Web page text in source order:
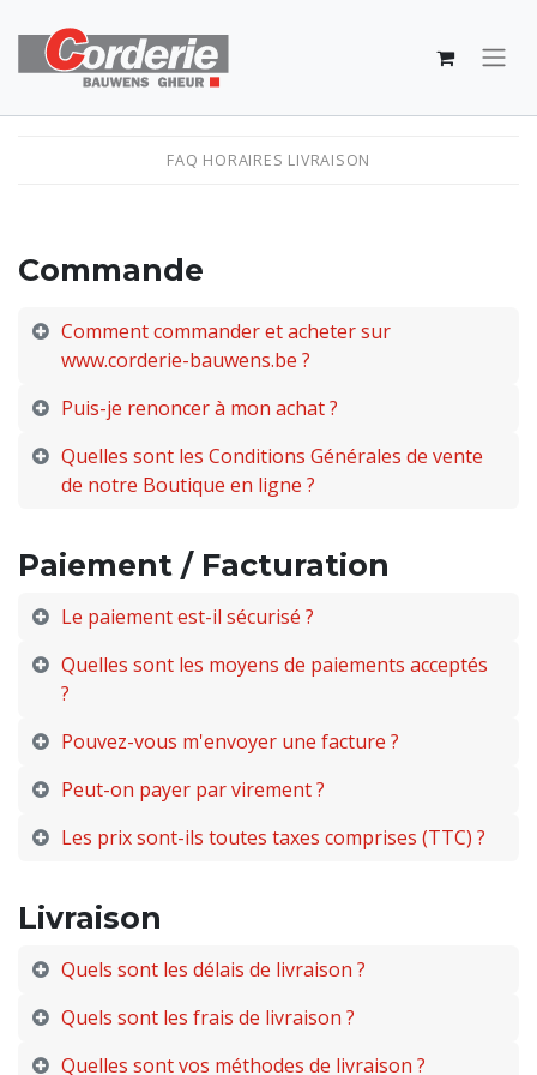
FAQ HORAIRES LIVRAISON
Commande
Comment commander et acheter sur
www.corderie-bauwens.be ?
Puis-je renoncer à mon achat ?
Quelles sont les Conditions Générales de vente
de notre Boutique en ligne ?
Paiement / Facturation
Le paiement est-il sécurisé ?
Quelles sont les moyens de paiements acceptés
?
Pouvez-vous m'envoyer une facture ?
Peut-on payer par virement ?
Les prix sont-ils toutes taxes comprises (TTC) ?
Livraison
Quels sont les délais de livraison ?
Quels sont les frais de livraison ?
Quelles sont vos méthodes de livraison ?